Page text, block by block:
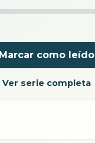
Marcar como leído
Ver serie completa